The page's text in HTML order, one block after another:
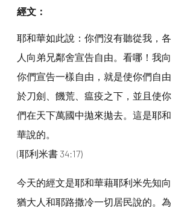
經文：
耶和華如此說：你們沒有聽從我，各
人向弟兄鄰舍宣告自由。看哪！我向
你們宣告一樣自由，就是使你們自由
於刀劍、饑荒、瘟疫之下，並且使你
們在天下萬國中拋來拋去。這是耶和
華說的。
(耶利米書 34:17)
今天的經文是耶和華藉耶利米先知向
猶大人和耶路撒冷一切居民說的。為